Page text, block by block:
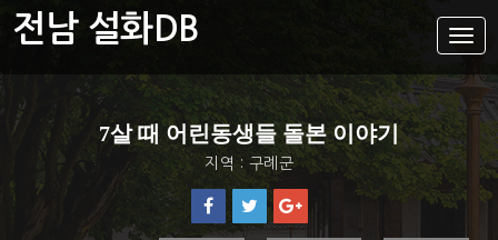
설
화
메
뉴
전남 설화DB
설화DB
통합검색 7살 때 어린동생들 돌본 이야기
지역 : 구례군